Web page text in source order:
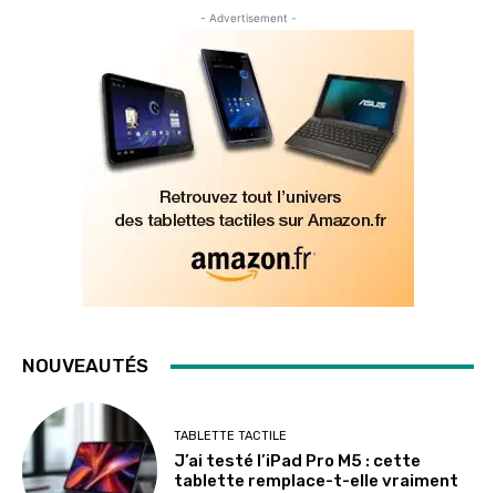
- Advertisement -
NOUVEAUTÉS
TABLETTE TACTILE
J’ai testé l’iPad Pro M5 : cette
tablette remplace-t-elle vraiment